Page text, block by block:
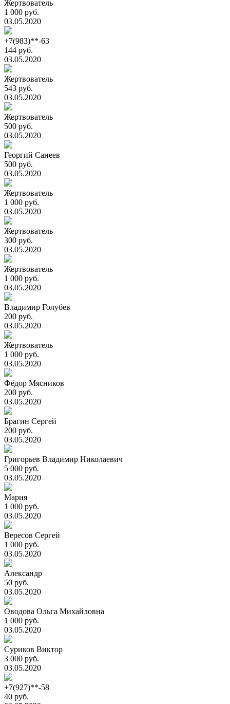
Жертвователь
1 000 руб.
03.05.2020
+7(983)**-63
144 руб.
03.05.2020
Жертвователь
543 руб.
03.05.2020
Жертвователь
500 руб.
03.05.2020
Георгий Санеев
500 руб.
03.05.2020
Жертвователь
1 000 руб.
03.05.2020
Жертвователь
300 руб.
03.05.2020
Жертвователь
1 000 руб.
03.05.2020
Владимир Голубев
200 руб.
03.05.2020
Жертвователь
1 000 руб.
03.05.2020
Фёдор Мясников
200 руб.
03.05.2020
Брагин Сергей
200 руб.
03.05.2020
Григорьев Владимир Николаевич
5 000 руб.
03.05.2020
Мария
1 000 руб.
03.05.2020
Вересов Сергей
1 000 руб.
03.05.2020
Александр
50 руб.
03.05.2020
Оводова Ольга Михайловна
1 000 руб.
03.05.2020
Суриков Виктор
3 000 руб.
03.05.2020
+7(927)**-58
40 руб.